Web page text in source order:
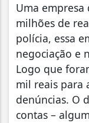
Uma
milhões de
polícia, essa
negociação e
Logo que
mil reais para
denúncias. O
contas –